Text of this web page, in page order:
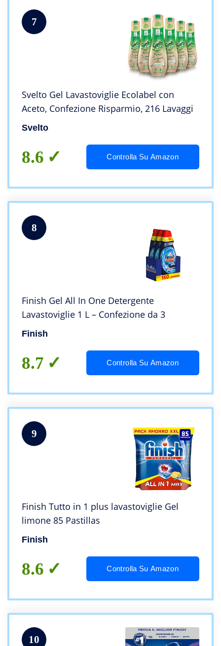
7
Svelto Gel Lavastoviglie Ecolabel con
Aceto, Confezione Risparmio, 216 Lavaggi
Svelto
8.6 Controlla Su Amazon
8
Finish Gel All In One Detergente
Lavastoviglie 1 L – Confezione da 3
Finish
8.7 Controlla Su Amazon
9
Finish Tutto in 1 plus lavastoviglie Gel
limone 85 Pastillas
Finish
8.6 Controlla Su Amazon
10